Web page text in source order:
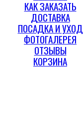
КАК ЗАКАЗАТЬ
ДОСТАВКА
ПОСАДКА И УХОД
ФОТОГАЛЕРЕЯ
ОТЗЫВЫ
КОРЗИНА